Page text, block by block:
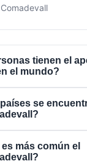
tienen el
el mundo?
aproximadamente
apellido
que
personasen
se
está presente
más común el